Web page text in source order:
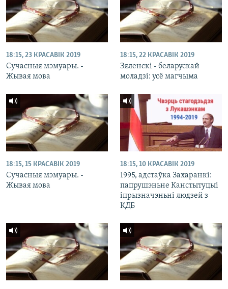
18:15, 23 КРАСАВІК 2019
Сучасныя мэмуары. -
Жывая мова
18:15, 22 КРАСАВІК 2019
Зяленскі - беларускай
моладзі: усё магчыма
18:15, 15 КРАСАВІК 2019
Сучасныя мэмуары. -
Жывая мова
18:15, 10 КРАСАВІК 2019
1995, адстаўка Захаранкі:
папрушэньне Канстытуцыі
іпрызначэньні людзей з
КДБ